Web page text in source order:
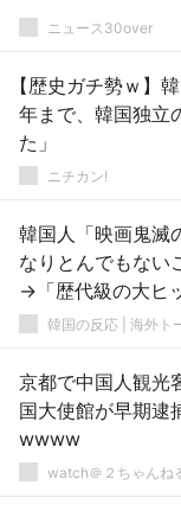
ニュース30over
【歴史ガチ勢ｗ】
年まで、韓国独立
た」
ニチカン!
韓国人「映画鬼滅
なりとんでもない
→「歴代級の大ヒ
反応韓国の反応 | 海外ト
京都で中国人観
国大使館が早期逮
wwww
watch＠２ちゃんね